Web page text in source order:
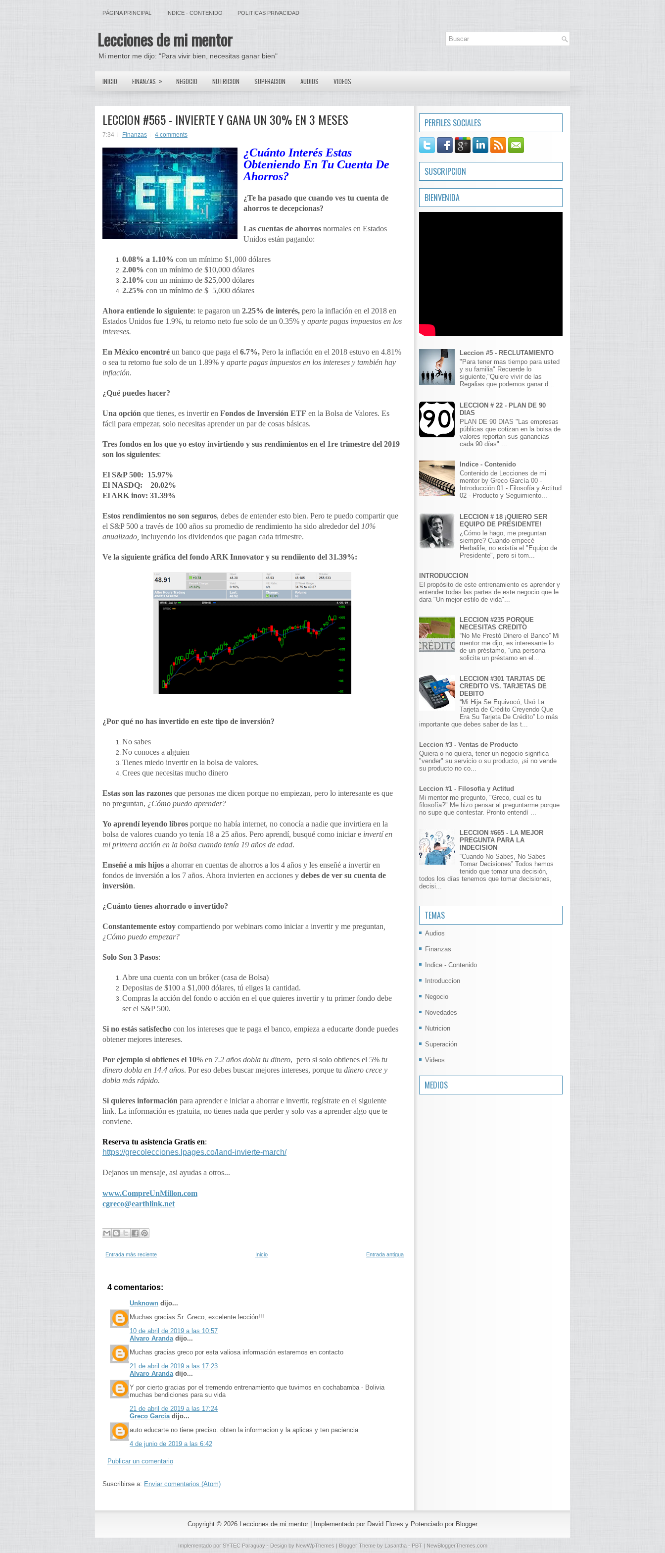
PÁGINA PRINCIPAL INDICE - CONTENIDO POLITICAS PRIVACIDAD
Lecciones de mi mentor
Mi mentor me dijo: "Para vivir bien, necesitas ganar bien"
INICIO FINANZAS » NEGOCIO NUTRICION SUPERACION AUDIOS VIDEOS
LECCION #565 - INVIERTE Y GANA UN 30% EN 3 MESES
7:34 Finanzas 4 comments
¿Cuánto Interés Estas
Obteniendo En Tu Cuenta De
Ahorros?
¿Te ha pasado que cuando ves tu cuenta de
ahorros te decepcionas?
Las cuentas de ahorros normales en Estados
Unidos están pagando:
0.08% a 1.10% con un mínimo $1,000 dólares
2.00% con un mínimo de $10,000 dólares
2.10% con un mínimo de $25,000 dólares
2.25% con un mínimo de $ 5,000 dólares
Ahora entiende lo siguiente: te pagaron un 2.25% de interés, pero la inflación en el 2018 en
Estados Unidos fue 1.9%, tu retorno neto fue solo de un 0.35% y aparte pagas impuestos en los
intereses.
En México encontré un banco que paga el 6.7%, Pero la inflación en el 2018 estuvo en 4.81%
o sea tu retorno fue solo de un 1.89% y aparte pagas impuestos en los intereses y también hay
inflación.
¿Qué puedes hacer?
Una opción que tienes, es invertir en Fondos de Inversión ETF en la Bolsa de Valores. Es
fácil para empezar, solo necesitas aprender un par de cosas básicas.
Tres fondos en los que yo estoy invirtiendo y sus rendimientos en el 1re trimestre del 2019
son los siguientes:
El S&P 500: 15.97%
El NASDQ: 20.02%
El ARK inov: 31.39%
Estos rendimientos no son seguros, debes de entender esto bien. Pero te puedo compartir que
el S&P 500 a través de 100 años su promedio de rendimiento ha sido alrededor del 10%
anualizado, incluyendo los dividendos que pagan cada trimestre.
Ve la siguiente gráfica del fondo ARK Innovator y su rendiiento del 31.39%:
¿Por qué no has invertido en este tipo de inversión?
No sabes
No conoces a alguien
Tienes miedo invertir en la bolsa de valores.
Crees que necesitas mucho dinero
Estas son las razones que personas me dicen porque no empiezan, pero lo interesante es que
no preguntan, ¿Cómo puedo aprender?
Yo aprendí leyendo libros porque no había internet, no conocía a nadie que invirtiera en la
bolsa de valores cuando yo tenía 18 a 25 años. Pero aprendí, busqué como iniciar e invertí en
mi primera acción en la bolsa cuando tenía 19 años de edad.
Enseñé a mis hijos a ahorrar en cuentas de ahorros a los 4 años y les enseñé a invertir en
fondos de inversión a los 7 años. Ahora invierten en acciones y debes de ver su cuenta de
inversión.
¿Cuánto tienes ahorrado o invertido?
Constantemente estoy compartiendo por webinars como iniciar a invertir y me preguntan
¿Cómo puedo empezar?
Solo Son 3 Pasos:
Abre una cuenta con un bróker (casa de Bolsa)
Depositas de $100 a $1,000 dólares, tú eliges la cantidad.
Compras la acción del fondo o acción en el que quieres invertir y tu primer fondo debe
ser el S&P 500.
Si no estás satisfecho con los intereses que te paga el banco, empieza a educarte donde puedes
obtener mejores intereses.
Por ejemplo si obtienes el 10% en 7.2 años dobla tu dinero, pero si solo obtienes el 5% tu
dinero dobla en 14.4 años. Por eso debes buscar mejores intereses, porque tu dinero crece y
dobla más rápido.
Si quieres información para aprender e iniciar a ahorrar e invertir, regístrate en el siguiente
link. La información es gratuita, no tienes nada que perder y solo vas a aprender algo que te
conviene.
Reserva tu asistencia Gratis en:
https://grecolecciones.lpages.co/land-invierte-march/
Dejanos un mensaje, asi ayudas a otros...
www.CompreUnMillon.com
cgreco@earthlink.net
Entrada más reciente Entrada antigua
Inicio
4 comentarios:
Unknown dijo...
Muchas gracias Sr. Greco, excelente lección!!!
10 de abril de 2019 a las 10:57
Alvaro Arandadijo...
Muchas gracias greco por esta valiosa información estaremos en contacto
21 de abril de 2019 a las 17:23
Alvaro Arandadijo...
Y por cierto gracias por el tremendo entrenamiento que tuvimos en cochabamba - Bolivia
muchas bendiciones para su vida
21 de abril de 2019 a las 17:24
Greco Garciadijo...
auto educarte no tiene preciso. obten la informacion y la aplicas y ten paciencia
4 de junio de 2019 a las 6:42
Publicar un comentario
Suscribirse a: Enviar comentarios (Atom)
PERFILES SOCIALES
SUSCRIPCION
BIENVENIDA
Leccion #5 - RECLUTAMIENTO
"Para tener mas tiempo para usted
y su familia" Recuerde lo
siguiente,"Quiere vivir de las
Regalias que podemos ganar d...
LECCION # 22 - PLAN DE 90
DIAS
PLAN DE 90 DIAS "Las empresas
públicas que cotizan en la bolsa de
valores reportan sus ganancias
cada 90 días" ...
Indice - Contenido
Contenido de Lecciones de mi
mentor by Greco García 00 -
Introducción 01 - Filosofía y Actitud
02 - Producto y Seguimiento...
LECCION # 18 ¡QUIERO SER
EQUIPO DE PRESIDENTE!
¿Cómo le hago, me preguntan
siempre? Cuando empecé
Herbalife, no existía el "Equipo de
Presidente", pero si tom...
INTRODUCCION
El propósito de este entrenamiento es aprender y
entender todas las partes de este negocio que le
dara "Un mejor estilo de vida"...
LECCION #235 PORQUE
NECESITAS CREDITO
“No Me Prestó Dinero el Banco” Mi
mentor me dijo, es interesante lo
de un préstamo, “una persona
solicita un préstamo en el...
LECCION #301 TARJTAS DE
CREDITO VS. TARJETAS DE
DEBITO
“Mi Hija Se Equivocó, Usó La
Tarjeta de Crédito Creyendo Que
Era Su Tarjeta De Crédito” Lo más
importante que debes saber de las t...
Leccion #3 - Ventas de Producto
Quiera o no quiera, tener un negocio significa
"vender" su servicio o su producto, ¡si no vende
su producto no co...
Leccion #1 - Filosofia y Actitud
Mi mentor me pregunto, "Greco, cual es tu
filosofía?" Me hizo pensar al preguntarme porque
no supe que contestar. Pronto entendí ...
LECCION #665 - LA MEJOR
PREGUNTA PARA LA
INDECISION
“Cuando No Sabes, No Sabes
Tomar Decisiones” Todos hemos
tenido que tomar una decisión,
todos los días tenemos que tomar decisiones,
decisi...
TEMAS
Audios
Finanzas
Indice - Contenido
Introduccion
Negocio
Novedades
Nutricion
Superación
Videos
MEDIOS
Copyright © 2026 Lecciones de mi mentor | Implementado por David Flores y Potenciado por Blogger
Implementado por SYTEC Paraguay - Design by NewWpThemes | Blogger Theme by Lasantha- PBT| NewBloggerThemes.com